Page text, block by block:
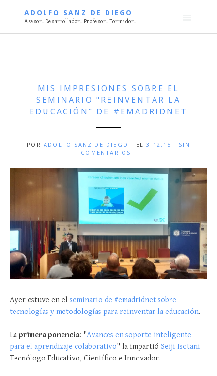
ADOLFO SANZ DE DIEGO
Asesor. Desarrollador. Profesor. Formador.
MIS IMPRESIONES SOBRE EL
SEMINARIO "REINVENTAR LA
EDUCACIÓN" DE #EMADRIDNET
POR ADOLFO SANZ DE DIEGO EL3.12.15
SIN
COMENTARIOS
Ayer estuve en el seminario de #emadridnet sobre
tecnologías y metodologías para reinventar la educación.
La primera ponencia: "Avances en soporte inteligente
para el aprendizaje colaborativo" la impartió Seiji Isotani,
Tecnólogo Educativo, Científico e Innovador.